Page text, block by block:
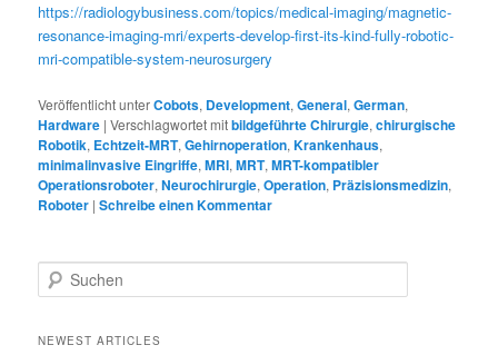
https://radiologybusiness.com/topics/medical-imaging/magnetic-
resonance-imaging-mri/experts-develop-first-its-kind-fully-robotic-
mri-compatible-system-neurosurgery
Veröffentlicht unterCobots, Development,General,German,
Hardware |Verschlagwortet mitbildgeführte Chirurgie,chirurgische
Robotik, Echtzeit-MRT,Gehirnoperation,Krankenhaus,
minimalinvasive Eingriffe,MRI,MRT,MRT-kompatibler
Operationsroboter,Neurochirurgie,Operation, Präzisionsmedizin,
Roboter |Schreibe einen Kommentar
u
h
NEWEST ARTICLES